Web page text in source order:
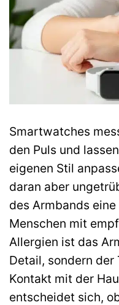
Smartwatches
den Puls und
eigenen Stil
daran aber
des Armbands
Menschen mit
Allergien ist das
Detail, sondern
Kontakt mit der
entscheidet sich,